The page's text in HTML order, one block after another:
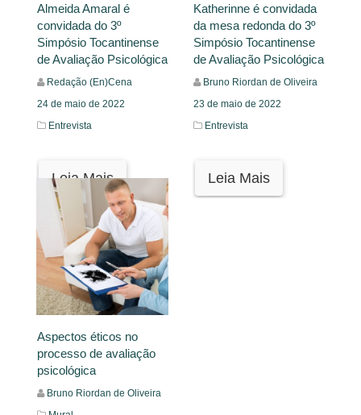
Almeida Amaral é
convidada do 3º
Simpósio Tocantinense
de Avaliação Psicológica
Redação (En)Cena
24 de maio de 2022
Entrevista
Leia Mais
Katherinne é convidada
da mesa redonda do 3º
Simpósio Tocantinense
de Avaliação Psicológica
Bruno Riordan de Oliveira
23 de maio de 2022
Entrevista
Leia Mais
Aspectos éticos no
processo de avaliação
psicológica
Bruno Riordan de Oliveira